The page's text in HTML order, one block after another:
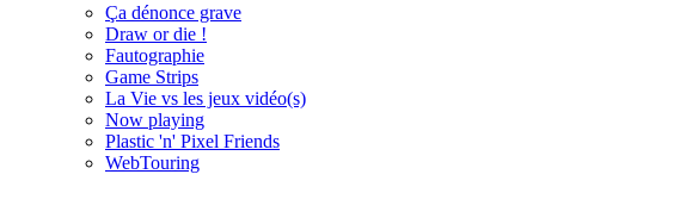
Ça dénonce grave
Draw or die !
Fautographie
Game Strips
La Vie vs les jeux vidéo(s)
Now playing
Plastic 'n' Pixel Friends
WebTouring